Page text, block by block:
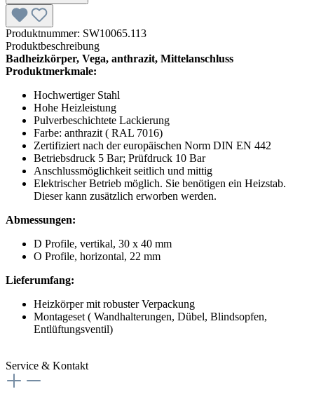
Produktnummer: SW10065.113
Produktbeschreibung
Badheizkörper, Vega, anthrazit, Mittelanschluss
Produktmerkmale:
Hochwertiger Stahl
Hohe Heizleistung
Pulverbeschichtete Lackierung
Farbe: anthrazit ( RAL 7016)
Zertifiziert nach der europäischen Norm DIN EN 442
Betriebsdruck 5 Bar; Prüfdruck 10 Bar
Anschlussmöglichkeit seitlich und mittig
Elektrischer Betrieb möglich. Sie benötigen ein Heizstab.
Dieser kann zusätzlich erworben werden.
Abmessungen:
D Profile, vertikal, 30 x 40 mm
O Profile, horizontal, 22 mm
Lieferumfang:
Heizkörper mit robuster Verpackung
Montageset ( Wandhalterungen, Dübel, Blindsopfen,
Entlüftungsventil)
Service & Kontakt